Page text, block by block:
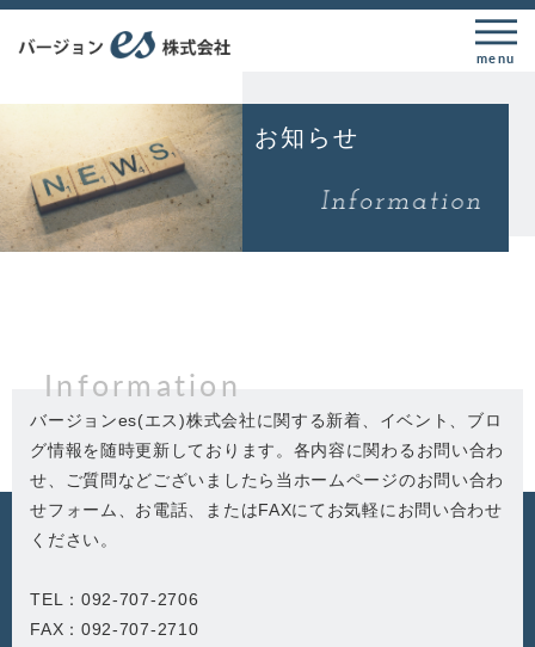
menu
お知らせ
Information
バージョンes(エス)株式会社に関する新着、イベント、ブロ
グ情報を随時更新しております。各内容に関わるお問い合わ
せ、ご質問などございましたら当ホームページのお問い合わ
せフォーム、お電話、またはFAXにてお気軽にお問い合わせ
ください。
TEL：092-707-2706
FAX：092-707-2710